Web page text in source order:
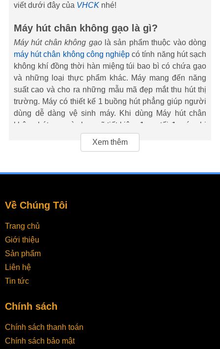
viết dưới đây của VHCK nhé!
Máy hút chân không gạo là gì?
Máy hút chân không gạolà sản phẩm thuộc vào dòng
máy hút chân không công nghiệp có tính năng hút sạch
không khí đồng thời hàn miệng túi bao bì có chứa gạo
và những loại thực phẩm khác. Máy mang đến năng
suất cao và cho ra những mẫu mã đẹp mắt thu hút thị
trường. Máy có thiết kế 1 buồng hút phẳng giúp người
dùng dễ dàng vệ sinh máy. Khi dùng Máy hút chân
không hút gạo này bạn sẽ tiết kiệm được tối đa các chi
phí gia công bên ngoài, thời gian và cả chi phí thuê
Xem thêm
Về Chúng Tôi
Trang chủ
Giới thiệu
Sản phẩm
Liên hệ
Tin tức
Chính sách
Chính sách thanh toán
Chính sách bảo mật